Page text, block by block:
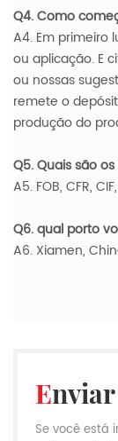
Q4. Como
A4. Em primeiro
ou aplicação. E
ou nossas
remete o
produção do
Q5. Quais são
A5. FOB, CFR,
Q6. qual porto
A6. Xiamen,
Se você está